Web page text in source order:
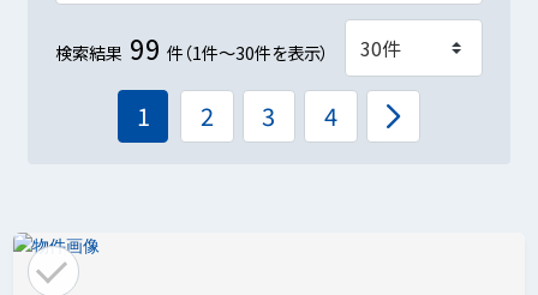
検索結果 99 件（1件～30件を表示）
1 2 3 4